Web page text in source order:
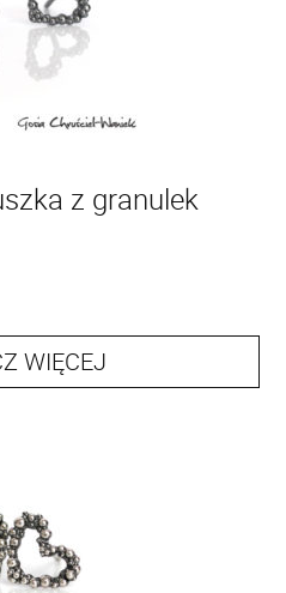
z granulek
WIĘCEJ